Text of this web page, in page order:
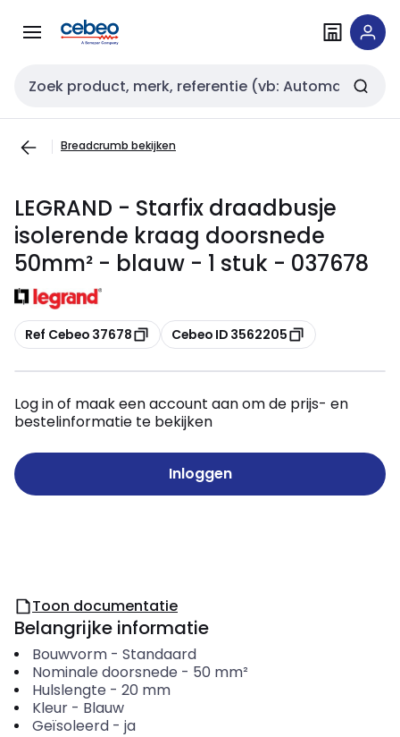
naar
naar
Zoekveld invoer
Breadcrumb bekijken
LEGRAND - Starfix draadbusje
isolerende kraag doorsnede
50mm² - blauw - 1 stuk - 037678
Kopiëren
Ref Cebeo 37678 Kopiëren
Cebeo ID 3562205
Log in of maak een account aan om de prijs- en
bestelinformatie te bekijken
Inloggen
Toon documentatie
Belangrijke informatie
Bouwvorm- Standaard
Nominale doorsnede - 50 mm²
Hulslengte - 20 mm
Kleur- Blauw
Geïsoleerd- ja